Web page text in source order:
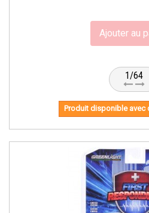
Ajouter au
1/64
Produit disponible avec